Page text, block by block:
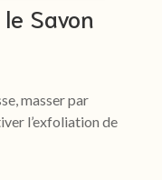
Savon
masser par
l’exfoliation de